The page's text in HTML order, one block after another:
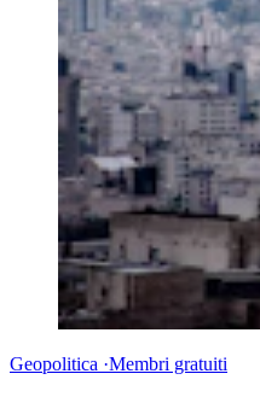
Geopolitica ·Membri gratuiti